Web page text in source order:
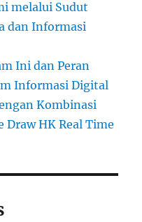
melalui Sudut
dan Informasi
Ini dan Peran
Informasi Digital
Kombinasi
Draw HK Real Time